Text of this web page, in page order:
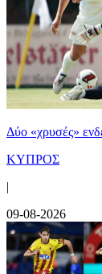
Δύο «χρυσές»
ΚΥΠΡΟΣ
|
09-08-2026